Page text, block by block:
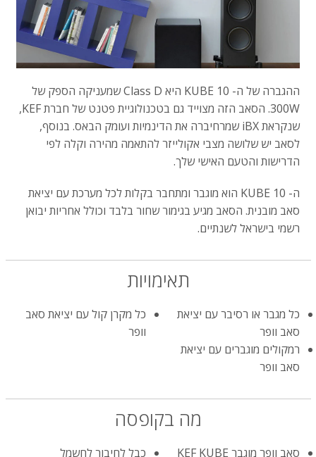
ההגברה של ה- KUBE 10 היא Class D שמעניקה הספק של
300W. הסאב הזה מצוייד גם בטכנולוגיית פטנט של חברת KEF,
שנקראת iBX שמרחיברה את הדינמיות ועומק הבאס. בנוסף,
לסאב יש שלושה מצבי אקולייזר להתאמה מהירה וקלה לפי
הדרישות והטעם האישי שלך.
ה- KUBE 10 הוא מוגבר ומתחבר בקלות לכל מערכת עם יציאת
סאב מובנית. הסאב מגיע בגימור שחור בלבד וכולל אחריות יבואן
רשמי בישראל לשנתיים.
תאימויות
כל מגבר או רסיבר עם יציאת
סאב וופר
רמקולים מוגברים עם יציאת
סאב וופר
כל מקרן קול עם יציאת סאב
וופר
מה בקופסה
סאב וופר מוגבר KEF KUBE כבל לחיבור לחשמל